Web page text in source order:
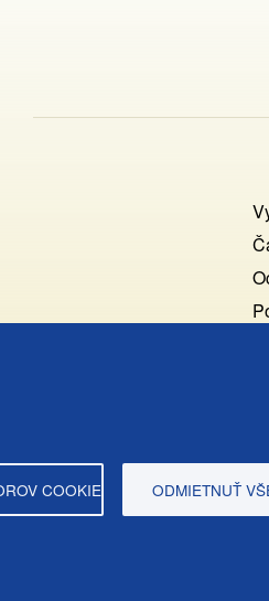
COOKIE ODMIETNUŤ